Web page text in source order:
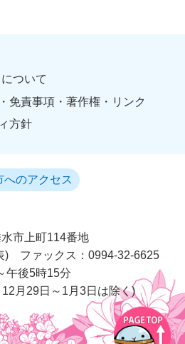
ついて
免責事項・著作権・リンク
方針
へのアクセス
市上町114番地
)
ファックス：0994-32-6625
午後5時15分
月29日～1月3日は除く)